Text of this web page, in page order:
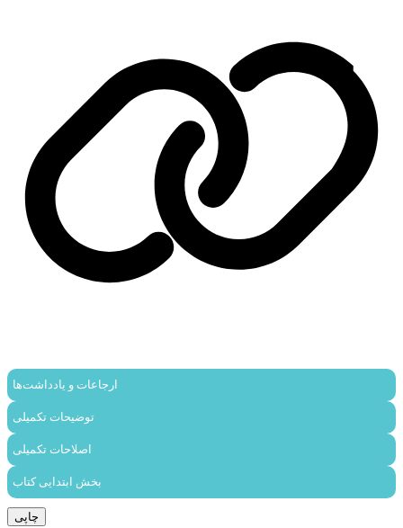
ارجاعات و یادداشت‌ها
توضیحات تکمیلی
اصلاحات تکمیلی
بخش ابتدایی کتاب
چاپی